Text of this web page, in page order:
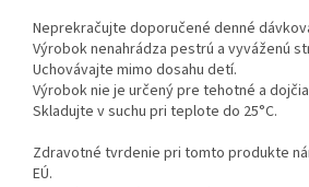
Neprekračujte doporučené denné
Výrobok nenahrádza pestrú a vyváženú
Uchovávajte mimo dosahu detí.
Výrobok nie je určený pre tehotné a
Skladujte v suchu pri teplote do 25°C.
Zdravotné tvrdenie pri tomto produkte
EÚ.